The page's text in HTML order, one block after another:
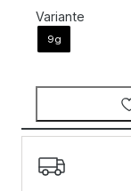
Variante
9g